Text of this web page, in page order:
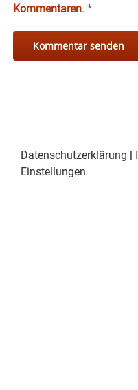
Kommentaren. *
Datenschutzerklärung
Einstellungen